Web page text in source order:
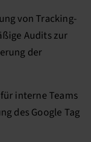
von Tracking-
Audits zur
der
interne Teams
des Google Tag